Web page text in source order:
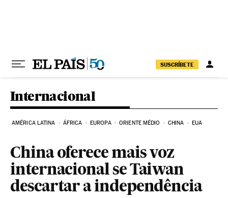
SUSCRÍBETE
Internacional
AMÉRICA LATINA ÁFRICA EUROPA ORIENTE MÉDIO CHINA EUA
China oferece mais voz
internacional se Taiwan
descartar a independência